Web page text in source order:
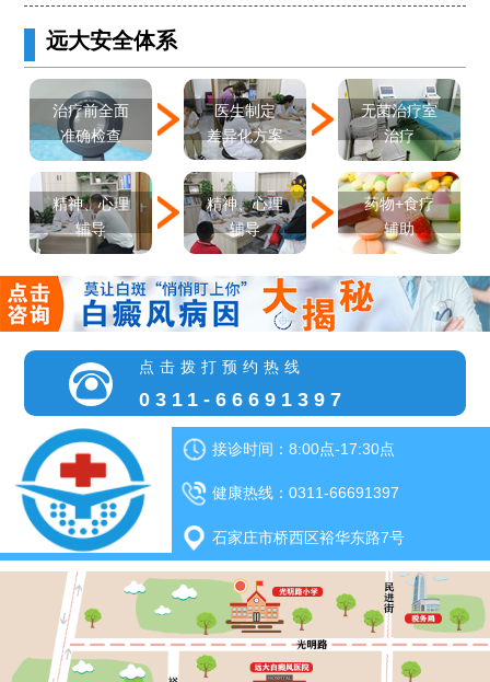
远大安全体系
治疗前全面
准确检查
医生制定
差异化方案
无菌治疗室
治疗
精神、心理
辅导
精神、心理
辅导
药物+食疗
辅助
点击拨打预约热线
0311-66691397
接诊时间：8:00点-17:30点
健康热线：0311-66691397
石家庄市桥西区裕华东路7号